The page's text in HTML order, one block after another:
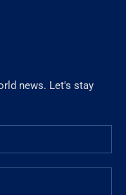
news. Let's stay